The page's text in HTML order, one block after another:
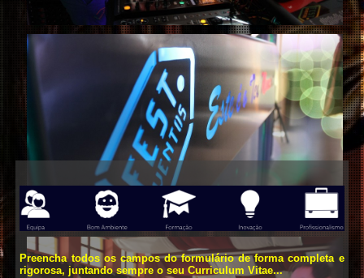
Preencha todos os campos do formulário de forma completa e
rigorosa, juntando sempre o seu Curriculum Vitae...